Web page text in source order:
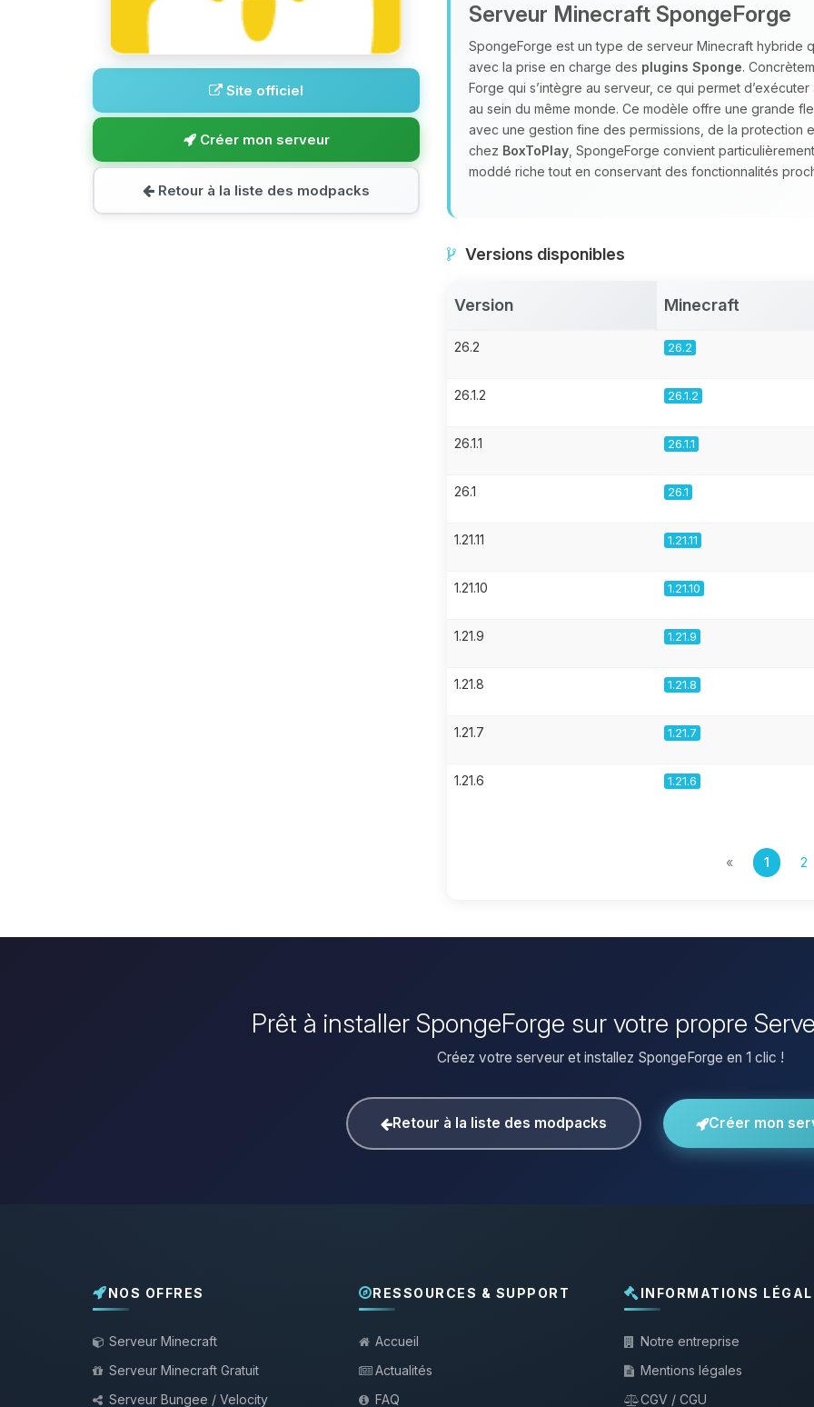
Site officiel
Créer mon serveur
Retour à la liste des modpacks
Serveur Minecraft SpongeForge
SpongeForge est un type de serveur Minecraft hybride
avec la prise en charge des plugins Sponge.
Forge qui s’intègre au serveur, ce qui permet
au sein du même monde. Ce modèle offre une grande
avec une gestion fine des permissions, de la protection
chez BoxToPlay , SpongeForge convient
moddé riche tout en conservant des fonctionnalités
Versions disponibles
Version Minecraft
26.2 26.2
26.1.2 26.1.2
26.1.1 26.1.1
26.1 26.1
1.21.11 1.21.11
1.21.10 1.21.10
1.21.9 1.21.9
1.21.8 1.21.8
1.21.7 1.21.7
1.21.6 1.21.6
« 1 2
Prêt à installer SpongeForge sur votre propre
Créez votre serveur et installez SpongeForge en 1 clic !
Retour à la liste des modpacks Créer mon
NOS OFFRES
Serveur Minecraft
Serveur Minecraft Gratuit
Serveur Bungee / Velocity
RESSOURCES & SUPPORT
Accueil
Actualités
FAQ
INFORMATIONS
Notre entreprise
Mentions légales
CGV / CGU